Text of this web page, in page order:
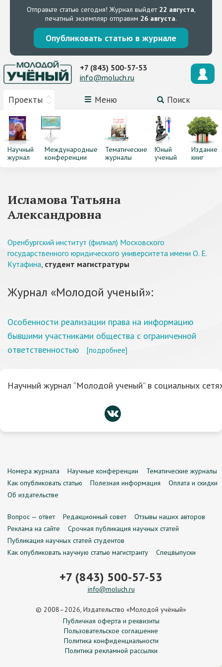
Отправьте статью сегодня! Журнал выйдет 22 августа,
печатный экземпляр отправим 26 августа.
Опубликовать статью в журнале
Проекты Меню Поиск
+7 (843) 500-57-53
info@moluch.ru
Научный
журнал
Международные
конференции
Тематические
журналы
Юный
ученый
Издание
книг
Исламова Татьяна
Александровна
Оренбургский институт (филиал) Московского
государственного юридического университета имени О. Е.
Кутафина, студент магистратуры
Журнал «Молодой ученый»:
Особенности реализации права на информацию
бывшими участниками общества с ограниченной
ответственностью
[подробнее]
Научный журнал “Молодой ученый” в социальных
Номера журнала Научные конференции
Тематические журналы
Как опубликовать статью
Полезная информация
Оплата и скидки
Об издательстве
Вопрос — ответ Редакционный совет
Отзывы наших авторов
Реклама на сайте
Срочная публикация научных статей
Публикация научных статей студентов
Как опубликовать научную статью магистранту
Спецвыпуски
+7 (843) 500-57-53
info@moluch.ru
© 2008–2026, Издательство «Молодой учёный»
Публичная оферта и реквизиты
Пользовательское соглашение
Политика конфиденциальности
Политика рекламной рассылки